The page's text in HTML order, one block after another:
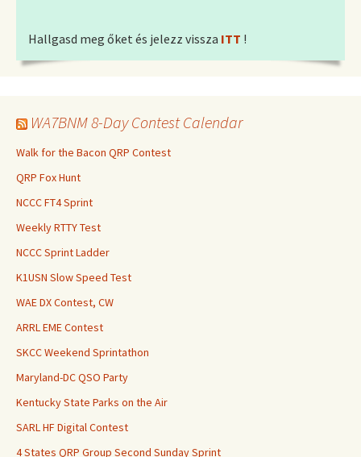
Hallgasd meg őket és jelezz vissza ITT !
WA7BNM 8-Day Contest Calendar
Walk for the Bacon QRP Contest
QRP Fox Hunt
NCCC FT4 Sprint
Weekly RTTY Test
NCCC Sprint Ladder
K1USN Slow Speed Test
WAE DX Contest, CW
ARRL EME Contest
SKCC Weekend Sprintathon
Maryland-DC QSO Party
Kentucky State Parks on the Air
SARL HF Digital Contest
4 States QRP Group Second Sunday Sprint